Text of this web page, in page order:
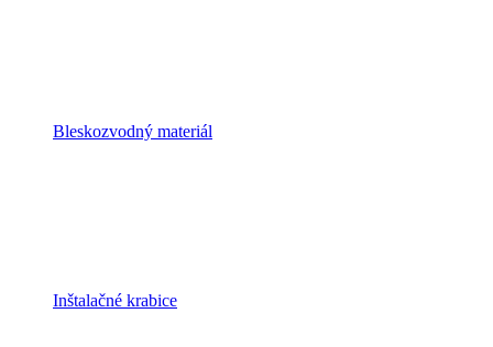
Bleskozvodný materiál
Inštalačné krabice